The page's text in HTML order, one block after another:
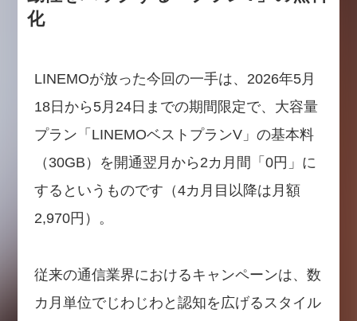
化
LINEMOが放った今回の一手は、2026年5月
18日から5月24日までの期間限定で、大容量
プラン「LINEMOベストプランV」の基本料
（30GB）を開通翌月から2カ月間「0円」に
するというものです（4カ月目以降は月額
2,970円）。
従来の通信業界におけるキャンペーンは、数
カ月単位でじわじわと認知を広げるスタイル